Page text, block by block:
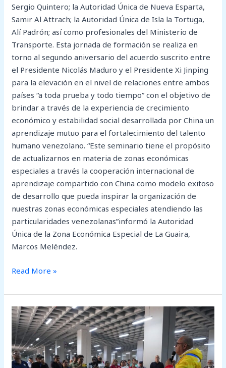
Sergio Quintero; la Autoridad Única de Nueva Esparta,
Samir Al Attrach; la Autoridad Única de Isla la Tortuga,
Alí Padrón; así como profesionales del Ministerio de
Transporte. Esta jornada de formación se realiza en
torno al segundo aniversario del acuerdo suscrito entre
el Presidente Nicolás Maduro y el Presidente Xi Jinping
para la elevación en el nivel de relaciones entre ambos
países “a toda prueba y todo tiempo” con el objetivo de
brindar a través de la experiencia de crecimiento
económico y estabilidad social desarrollada por China un
aprendizaje mutuo para el fortalecimiento del talento
humano venezolano. “Este seminario tiene el propósito
de actualizarnos en materia de zonas económicas
especiales a través la cooperación internacional de
aprendizaje compartido con China como modelo exitoso
de desarrollo que pueda inspirar la organización de
nuestras zonas económicas especiales atendiendo las
particularidades venezolanas”informó la Autoridad
Única de la Zona Económica Especial de La Guaira,
Marcos Meléndez.
Read More »
ZEE
La
Guaira
avanza
en